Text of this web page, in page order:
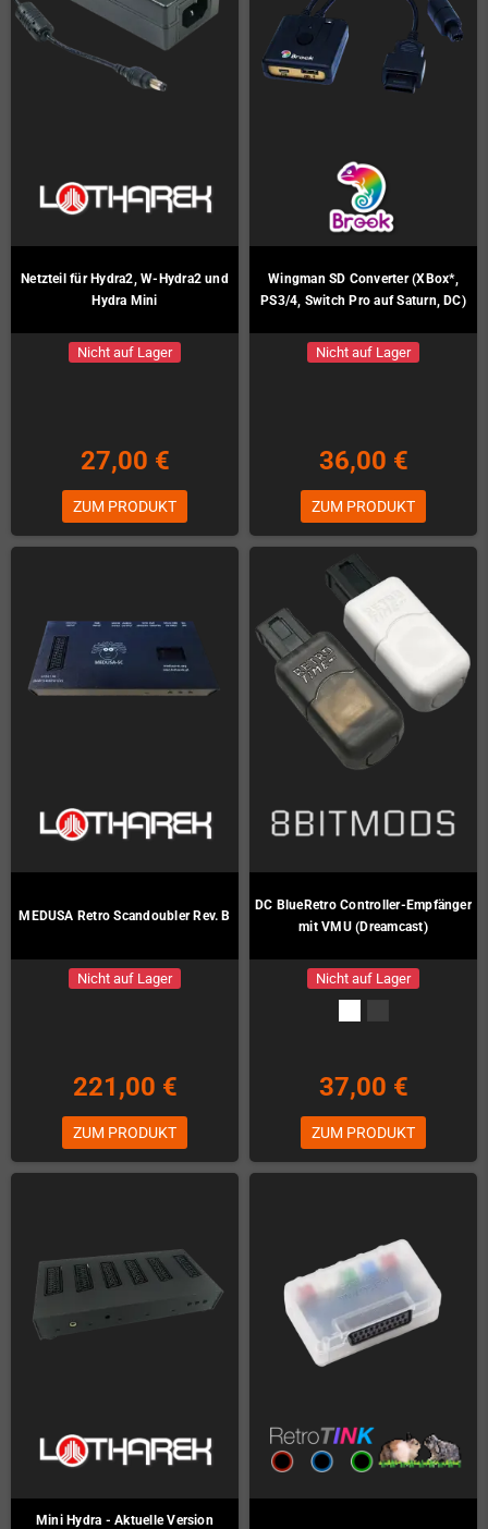
Netzteil für Hydra2, W-Hydra2 und
Hydra Mini
Nicht auf Lager
27,00 €
ZUM PRODUKT
Wingman SD Converter (XBox*,
PS3/4, Switch Pro auf Saturn, DC)
Nicht auf Lager
36,00 €
ZUM PRODUKT
MEDUSA Retro Scandoubler Rev. B
Nicht auf Lager
221,00 €
ZUM PRODUKT
DC BlueRetro Controller-Empfänger
mit VMU (Dreamcast)
Nicht auf Lager
37,00 €
ZUM PRODUKT
Mini Hydra - Aktuelle Version